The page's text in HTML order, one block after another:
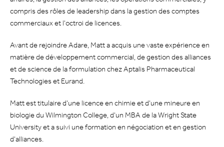
compris des rôles de leadership dans la gestion des comptes
commerciaux et l'octroi de licences.
Avant de rejoindre Adare, Matt a acquis une vaste expérience en
matière de développement commercial, de gestion des alliances
et de science de la formulation chez Aptalis Pharmaceutical
Technologies et Eurand.
Matt est titulaire d'une licence en chimie et d'une mineure en
biologie du Wilmington College, d'un MBA de la Wright State
University et a suivi une formation en négociation et en gestion
d'alliances.